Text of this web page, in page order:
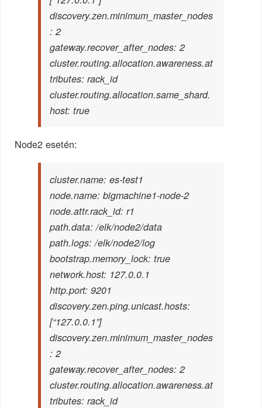
discovery.zen.minimum_master_nodes
: 2
gateway.recover_after_nodes: 2
cluster.routing.allocation.awareness.at
tributes: rack_id
cluster.routing.allocation.same_shard.
host: true
Node2 esetén:
cluster.name: es-test1
node.name: bigmachine1-node-2
node.attr.rack_id: r1
path.data: /elk/node2/data
path.logs: /elk/node2/log
bootstrap.memory_lock: true
network.host: 127.0.0.1
http.port: 9201
discovery.zen.ping.unicast.hosts:
[“127.0.0.1”]
discovery.zen.minimum_master_nodes
: 2
gateway.recover_after_nodes: 2
cluster.routing.allocation.awareness.at
tributes: rack_id